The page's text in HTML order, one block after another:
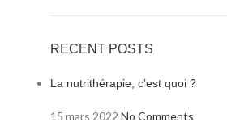
RECENT POSTS
La nutrithérapie, c’est quoi ?
15 mars 2022 No Comments